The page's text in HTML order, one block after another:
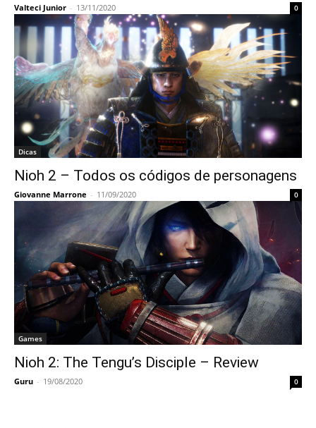
Valteci Junior - 13/11/2020 0
Dicas
Nioh 2 – Todos os códigos de personagens
Giovanne Marrone - 11/09/2020 0
Games
Nioh 2: The Tengu’s Disciple – Review
Guru - 19/08/2020 0